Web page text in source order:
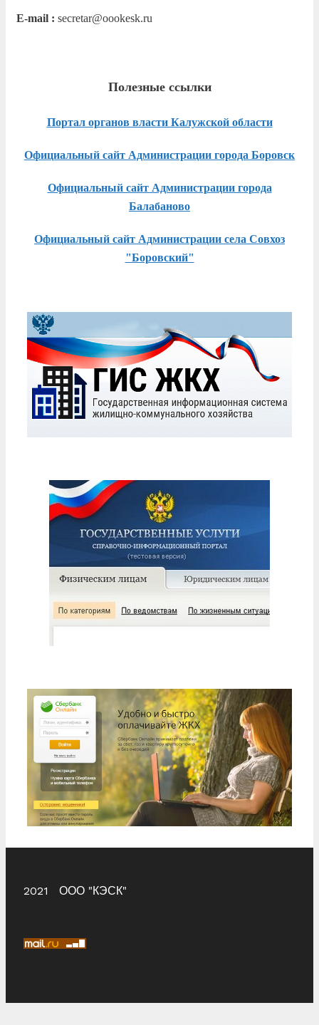
E-mail : secretar@oookesk.ru
Полезные ссылки
Портал органов власти Калужской области
Официальный сайт Администрации города Боровск
Официальный сайт Администрации города
Балабаново
Официальный сайт Администрации села Совхоз
"Боровский"
2021 ООО "КЭСК"